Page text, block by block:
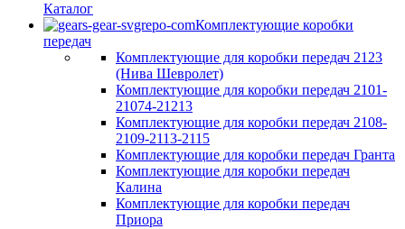
Каталог
Комплектующие коробки
передач
Комплектующие для коробки передач 2123
(Нива Шевролет)
Комплектующие для коробки передач 2101-
21074-21213
Комплектующие для коробки передач 2108-
2109-2113-2115
Комплектующие для коробки передач Гранта
Комплектующие для коробки передач
Калина
Комплектующие для коробки передач
Приора